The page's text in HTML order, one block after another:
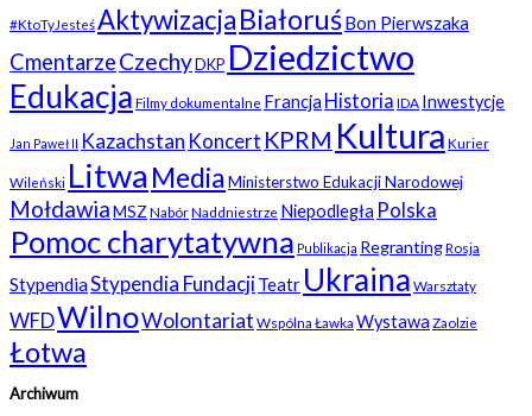
#KtoTyJesteśAktywizacjaBiałoruśBon Pierwszaka
CmentarzeCzechy DKP Dziedzictwo
Edukacja Filmy dokumentalne Francja Historia IDA Inwestycje
Jan Paweł II Kazachstan Koncert KPRM Kultura Kurier
Wileński Litwa MediaMinisterstwo Edukacji Narodowej
MołdawiaMSZ NabórNaddniestrze Niepodległa Polska
Pomoc charytatywna Publikacja RegrantingRosja
StypendiaStypendia FundacjiTeatr Ukraina Warsztaty
WFDWilnoWolontariat Wspólna Ławka Wystawa Zaolzie
Łotwa
Archiwum